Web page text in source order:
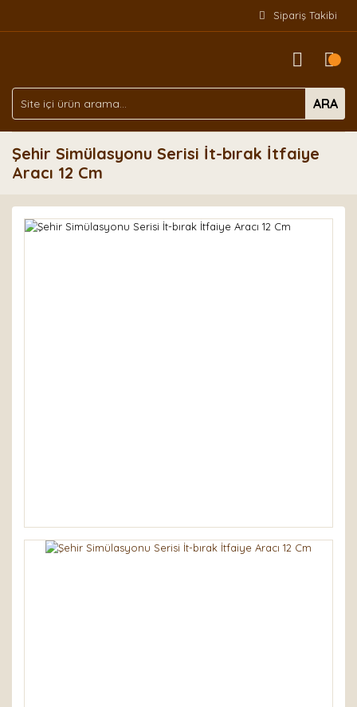
Sipariş Takibi
ARA
Şehir Simülasyonu Serisi İt-bırak İtfaiye
Aracı 12 Cm